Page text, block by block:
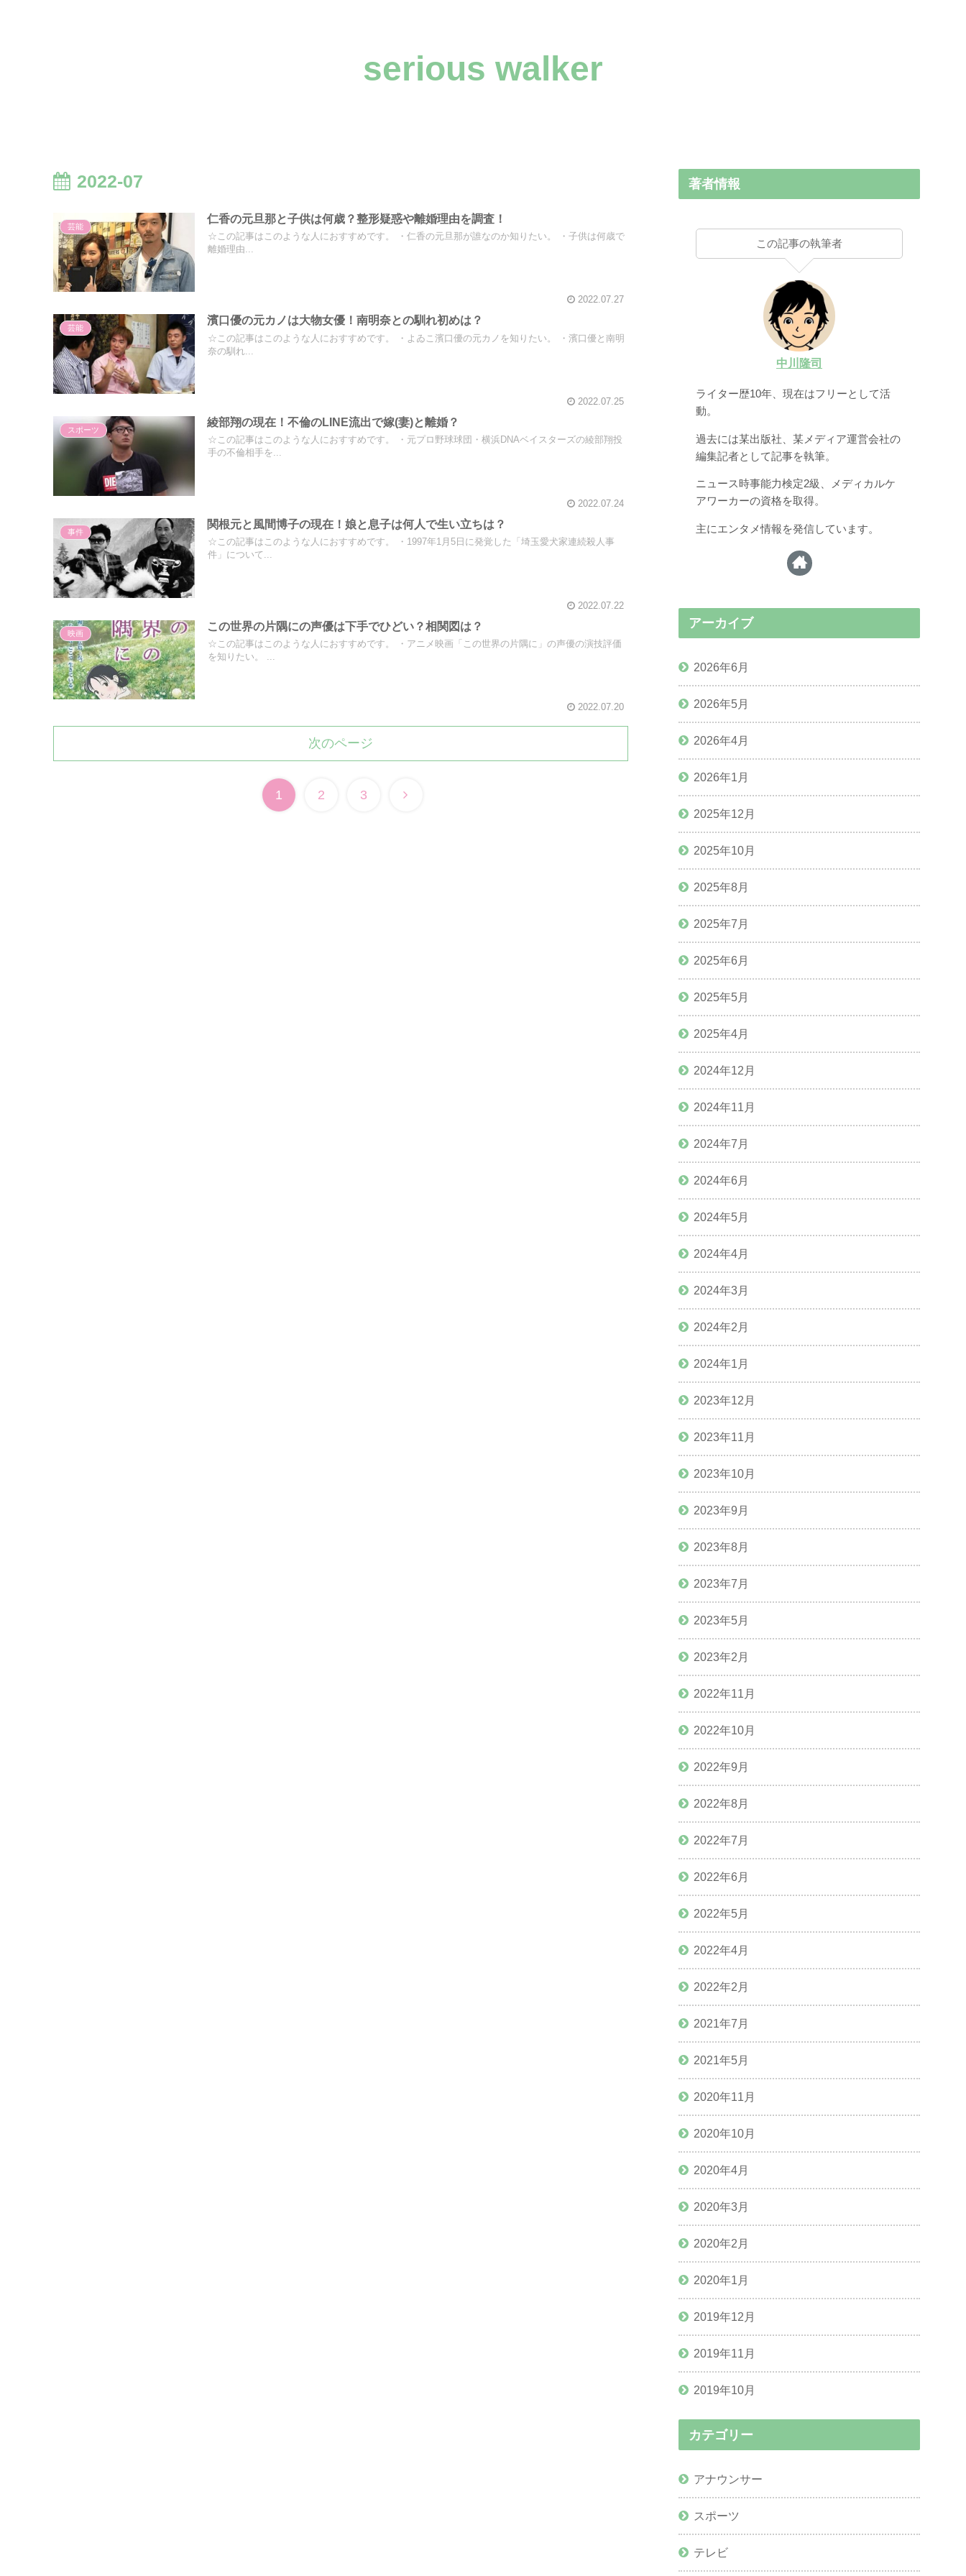
serious walker
2022-07
芸能
仁香の元旦那と子供は何歳？整形疑惑や離婚理由を調査！
☆この記事はこのような人におすすめです。 ・仁香の元旦那が誰なのか知りたい。 ・子供は何歳で
離婚理由...
2022.07.27
芸能
濱口優の元カノは大物女優！南明奈との馴れ初めは？
☆この記事はこのような人におすすめです。 ・よゐこ濱口優の元カノを知りたい。 ・濱口優と南明
奈の馴れ...
2022.07.25
スポーツ
綾部翔の現在！不倫のLINE流出で嫁(妻)と離婚？
☆この記事はこのような人におすすめです。 ・元プロ野球球団・横浜DNAベイスターズの綾部翔投
手の不倫相手を...
2022.07.24
事件
関根元と風間博子の現在！娘と息子は何人で生い立ちは？
☆この記事はこのような人におすすめです。 ・1997年1月5日に発覚した「埼玉愛犬家連続殺人事
件」について...
2022.07.22
映画
この世界の片隅にの声優は下手でひどい？相関図は？
☆この記事はこのような人におすすめです。 ・アニメ映画「この世界の片隅に」の声優の演技評価
を知りたい。 ...
2022.07.20
次のページ
1 2 3
著者情報
この記事の執筆者
中川隆司
ライター歴10年、現在はフリーとして活
動。
過去には某出版社、某メディア運営会社の
編集記者として記事を執筆。
ニュース時事能力検定2級、メディカルケ
アワーカーの資格を取得。
主にエンタメ情報を発信しています。
アーカイブ
2026年6月
2026年5月
2026年4月
2026年1月
2025年12月
2025年10月
2025年8月
2025年7月
2025年6月
2025年5月
2025年4月
2024年12月
2024年11月
2024年7月
2024年6月
2024年5月
2024年4月
2024年3月
2024年2月
2024年1月
2023年12月
2023年11月
2023年10月
2023年9月
2023年8月
2023年7月
2023年5月
2023年2月
2022年11月
2022年10月
2022年9月
2022年8月
2022年7月
2022年6月
2022年5月
2022年4月
2022年2月
2021年7月
2021年5月
2020年11月
2020年10月
2020年4月
2020年3月
2020年2月
2020年1月
2019年12月
2019年11月
2019年10月
カテゴリー
アナウンサー
スポーツ
テレビ